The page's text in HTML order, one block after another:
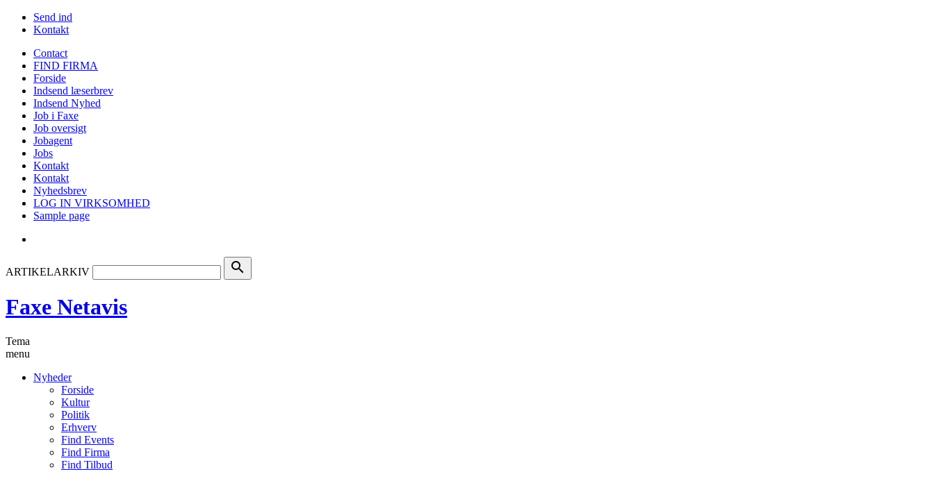
Send ind
Kontakt
Contact
FIND FIRMA
Forside
Indsend læserbrev
Indsend Nyhed
Job i Faxe
Job oversigt
Jobagent
Jobs
Kontakt
Kontakt
Nyhedsbrev
LOG IN VIRKSOMHED
Sample page
ARTIKELARKIV search
Faxe Netavis
Tema
menu
Nyheder
Forside
Kultur
Politik
Erhverv
Find Events
Find Firma
Find Tilbud